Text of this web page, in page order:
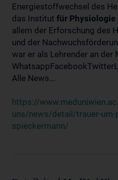
Energiestoffwechsel des
das Institut für Physiologie
allem der Erforschung des
und der
war er als Lehrender an der
Alle News...
https://
uns/news/detail/trauer-um-
spieckermann/